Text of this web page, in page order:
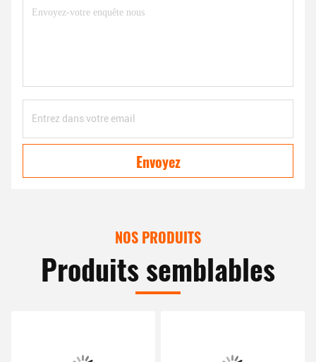
Envoyez
NOS PRODUITS
Produits semblables